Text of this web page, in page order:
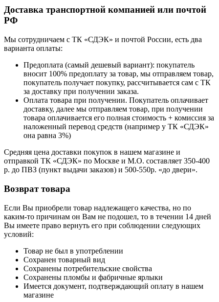
Доставка транспортной компанией или почтой
РФ
Мы сотрудничаем с ТК «СДЭК» и почтой России, есть два
варианта оплаты:
Предоплата (самый дешевый вариант): покупатель
вносит 100% предоплату за товар, мы отправляем товар,
покупатель получает покупку, рассчитывается сам с ТК
за доставку при получении заказа.
Оплата товара при получении. Покупатель оплачивает
доставку, далее мы отправляем товар, при получении
товара оплачивается его полная стоимость + комиссия за
наложенный перевод средств (например у ТК «СДЭК»
она равна 3%)
Средняя цена доставки покупок в нашем магазине и
отправкой ТК «СДЭК» по Москве и М.О. составляет 350-400
р. до ПВЗ (пункт выдачи заказов) и 500-550р. «до двери».
Возврат товара
Если Вы приобрели товар надлежащего качества, но по
каким-то причинам он Вам не подошел, то в течении 14 дней
Вы имеете право вернуть его при соблюдении следующих
условий:
Товар не был в употреблении
Сохранен товарный вид
Сохранены потребительские свойства
Сохранены пломбы и фабричные ярлыки
Имеется документ, подтверждающий оплату в нашем
магазине